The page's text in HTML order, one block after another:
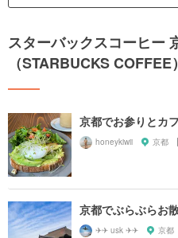
スターバックスコーヒー
（STARBUCKS
京都でお参りとカ
honeykiwii 京都
京都でぶらぶらお
✈✈ usk ✈✈ 京都